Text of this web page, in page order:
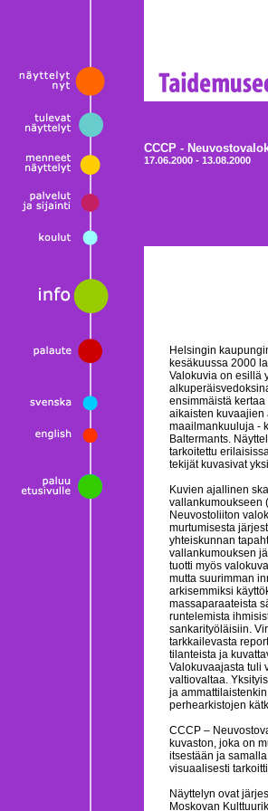
CCCP -
17.06.2000 - 13.08.2000
Helsingin
kesäkuussa 2000
Valokuvia on esillä
ensimmäistä
aikaisten kuvaajien
maailmankuuluja -
Baltermants.
tarkoitettu
tekijät kuvasivat
Kuvien ajallinen
vallankumoukseen
Neuvostoliiton
murtumisesta
yhteiskunnan
vallankumouksen
tuotti myös
mutta suurimman
arkisemmiksi
massaparaateista
runtelemista
sankarityöläisiin.
tarkkailevasta
tilanteista ja
Valokuvaajasta tuli
valtiovaltaa.
ja
perhearkistojen
CCCP –
kuvaston, joka on
itsestään ja
visuaalisesti
Näyttelyn ovat
Moskovan